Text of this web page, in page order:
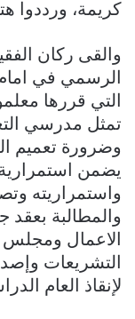
كريمة، ورددوا
والقى ركان
الرسمي في امام
التي قررها
تمثل مدرسي
وضرورة تعميم
يضمن
واستمراريته
والمطالبة
الاعمال ومجلس
التشريعات
لإنقاذ العام